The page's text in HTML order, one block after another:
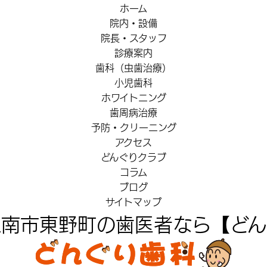
ホーム
院内・設備
院長・スタッフ
診療案内
歯科（虫歯治療）
小児歯科
ホワイトニング
歯周病治療
予防・クリーニング
アクセス
どんぐりクラブ
コラム
ブログ
サイトマップ
市東野町の歯医者なら【ど